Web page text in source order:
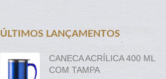
ÚLTIMOS LANÇAMENTOS
CANECA ACRÍLICA 400 ML
COM TAMPA